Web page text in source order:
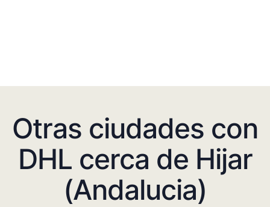
Otras ciudades con
DHL cerca de Hijar
(Andalucia)